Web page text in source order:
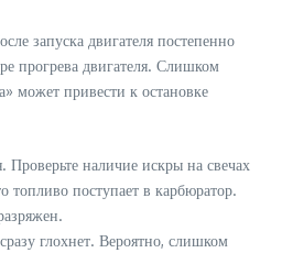
запуска двигателя постепенно
прогрева двигателя. Слишком
может привести к остановке
Проверьте наличие искры на свечах
топливо поступает в карбюратор.
глохнет. Вероятно, слишком